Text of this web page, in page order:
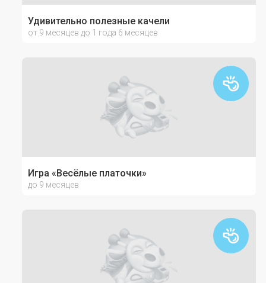
Удивительно полезные качели
от 9 месяцев до 1 года 6 месяцев
Игра «Весёлые платочки»
до 9 месяцев